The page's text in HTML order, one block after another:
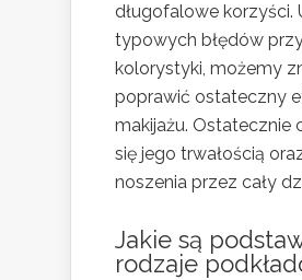
długofalowe korzyści.
typowych błędów
kolorystyki, możemy
poprawić ostateczny
makijażu. Ostatecznie
się jego trwałością
noszenia przez cały
Jakie są
rodzaje